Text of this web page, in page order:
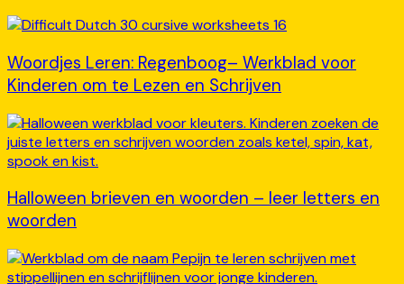
Woordjes Leren: Regenboog– Werkblad voor
Kinderen om te Lezen en Schrijven
Halloween brieven en woorden – leer letters en
woorden